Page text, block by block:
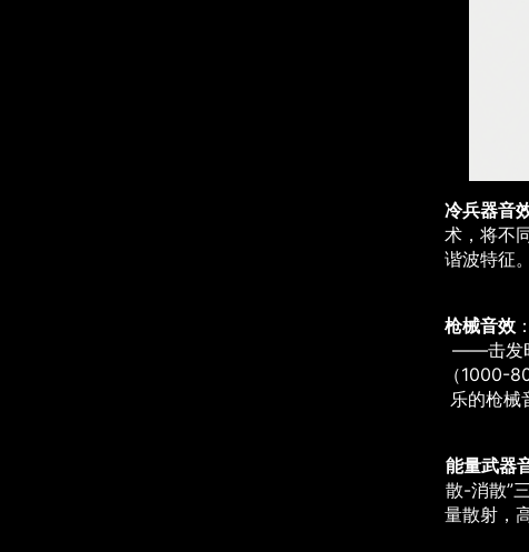
冷兵器音
术，将不
谐波特征
枪械音效
——击发
（1000-
乐的枪械
能量武器
散-消散”
量散射，